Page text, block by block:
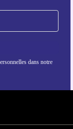
dans notre